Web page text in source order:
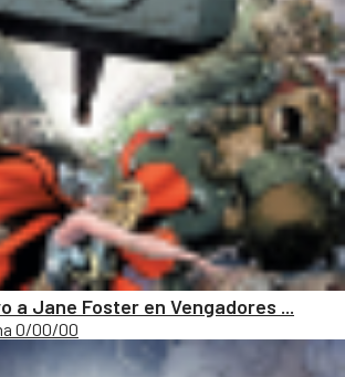
a Jane Foster en Vengadores ...
0/00/00